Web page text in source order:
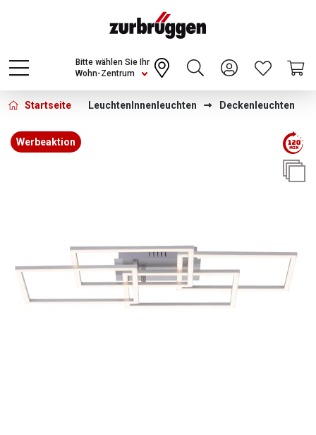
Choose a different country or region to see
content for your location and shop online
CONTINUE
Wohn-Zentrum
Bitte wählen Sie Ihr
Startseite Leuchten Innenleuchten Deckenleuchten
Bildergalerie überspringen
Werbeaktion